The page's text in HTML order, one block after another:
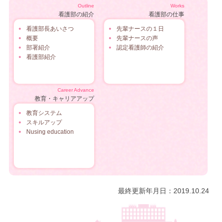
Outline
看護部の紹介
看護部長あいさつ
概要
部署紹介
看護部紹介
Works
看護部の仕事
先輩ナースの１日
先輩ナースの声
認定看護師の紹介
Career Advance
教育・キャリアアップ
教育システム
スキルアップ
Nusing education
最終更新年月日：2019.10.24